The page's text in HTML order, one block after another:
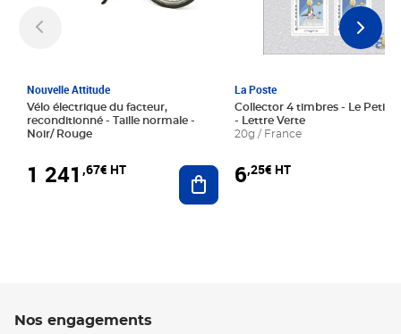
Nouvelle Attitude
Vélo électrique du facteur,
reconditionné - Taille normale -
Noir/ Rouge
1 241 ,67€ HT Ajouter au panier
La Poste
Collector 4 timbres - Le Petit
- Lettre Verte
20g / France
6,25€ HT
Nos engagements